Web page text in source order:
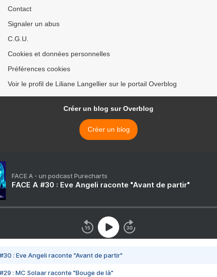
Contact
Signaler un abus
C.G.U.
Cookies et données personnelles
Préférences cookies
Voir le profil de Liliane Langellier sur le portail Overblog
Créer un blog sur Overblog
Créer un blog
FACE A - un podcast Purecharts
FACE A #30 : Eve Angeli raconte "Avant de partir"
#30 : Eve Angeli raconte "Avant de partir"
#29 : MC Solaar raconte "Bouge de là"